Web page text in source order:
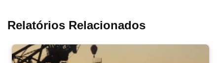
Relatórios Relacionados